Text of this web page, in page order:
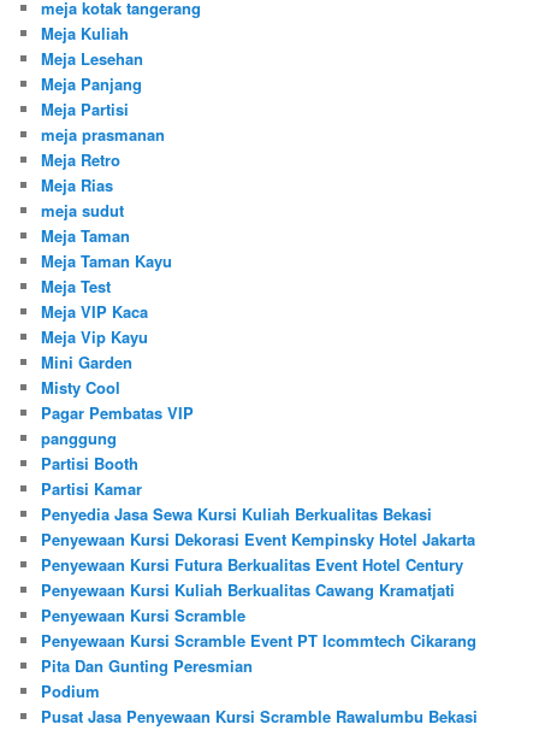
meja kotak tangerang
Meja Kuliah
Meja Lesehan
Meja Panjang
Meja Partisi
meja prasmanan
Meja Retro
Meja Rias
meja sudut
Meja Taman
Meja Taman Kayu
Meja Test
Meja VIP Kaca
Meja Vip Kayu
Mini Garden
Misty Cool
Pagar Pembatas VIP
panggung
Partisi Booth
Partisi Kamar
Penyedia Jasa Sewa Kursi Kuliah Berkualitas Bekasi
Penyewaan Kursi Dekorasi Event Kempinsky Hotel Jakarta
Penyewaan Kursi Futura Berkualitas Event Hotel Century
Penyewaan Kursi Kuliah Berkualitas Cawang Kramatjati
Penyewaan Kursi Scramble
Penyewaan Kursi Scramble Event PT Icommtech Cikarang
Pita Dan Gunting Peresmian
Podium
Pusat Jasa Penyewaan Kursi Scramble Rawalumbu Bekasi